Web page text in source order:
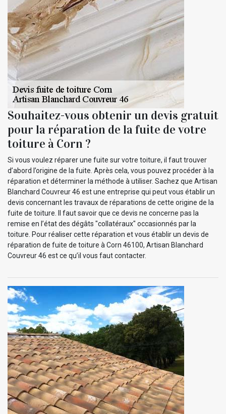
Souhaitez-vous obtenir un devis gratuit
pour la réparation de la fuite de votre
toiture à Corn ?
Si vous voulez réparer une fuite sur votre toiture, il faut trouver
d’abord l’origine de la fuite. Après cela, vous pouvez procéder à la
réparation et déterminer la méthode à utiliser. Sachez que Artisan
Blanchard Couvreur 46 est une entreprise qui peut vous établir un
devis concernant les travaux de réparations de cette origine de la
fuite de toiture. Il faut savoir que ce devis ne concerne pas la
remise en l’état des dégâts "collatéraux" occasionnés par la
toiture. Pour réaliser cette réparation et vous établir un devis de
réparation de fuite de toiture à Corn 46100, Artisan Blanchard
Couvreur 46 est ce qu’il vous faut contacter.